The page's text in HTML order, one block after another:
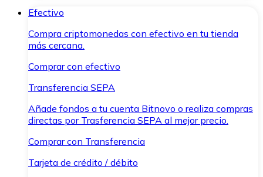
Efectivo
Compra criptomonedas con efectivo en tu tienda
más cercana.
Comprar con efectivo
Transferencia SEPA
Añade fondos a tu cuenta Bitnovo o realiza compras
directas por Trasferencia SEPA al mejor precio.
Comprar con Transferencia
Tarjeta de crédito / débito